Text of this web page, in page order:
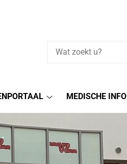
submenu
MEDISCHE INFO